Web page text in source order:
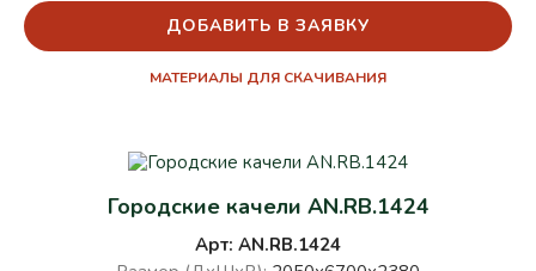
ДОБАВИТЬ В ЗАЯВКУ
МАТЕРИАЛЫ ДЛЯ СКАЧИВАНИЯ
Городские качели AN.RB.1424
Арт: AN.RB.1424